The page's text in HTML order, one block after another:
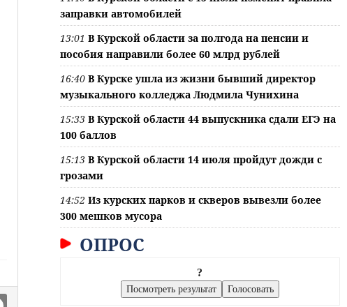
заправки автомобилей
13:01 В Курской области за полгода на пенсии и
пособия направили более 60 млрд рублей
16:40 В Курске ушла из жизни бывший директор
музыкального колледжа Людмила Чунихина
15:33 В Курской области 44 выпускника сдали ЕГЭ на
100 баллов
15:13 В Курской области 14 июля пройдут дожди с
грозами
14:52 Из курских парков и скверов вывезли более
300 мешков мусора
ОПРОС
?